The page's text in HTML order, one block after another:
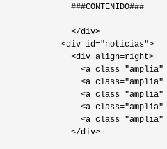
###CONTENIDO###
</div>
<div id="noticias">
<div align=right>
<a
<a
<a
<a
<a
</div>